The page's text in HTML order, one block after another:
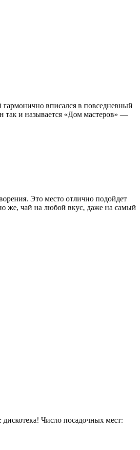
вписался в повседневный
так и называется «Дом мастеров» —
Это место отлично подойдет
же, чай на любой вкус, даже на самый
Число посадочных мест: